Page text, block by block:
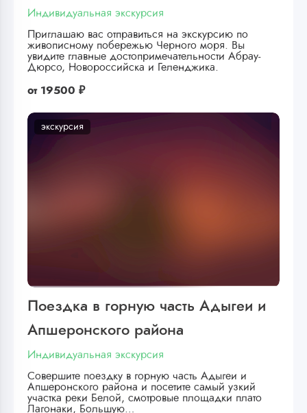
Индивидуальная экскурсия
Приглашаю вас отправиться на экскурсию по
живописному побережью Черного моря. Вы
увидите главные достопримечательности Абрау-
Дюрсо, Новороссийска и Геленджика.
от 19500 ₽
экскурсия
Поездка в горную часть Адыгеи и
Апшеронского района
Индивидуальная экскурсия
Совершите поездку в горную часть Адыгеи и
Апшеронского района и посетите самый узкий
участка реки Белой, смотровые площадки плато
Лагонаки, Большую…